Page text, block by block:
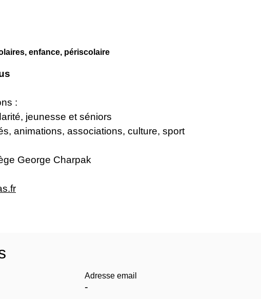
enfance, périscolaire
:
jeunesse et séniors
animations, associations, culture, sport
George Charpak
Adresse email
-